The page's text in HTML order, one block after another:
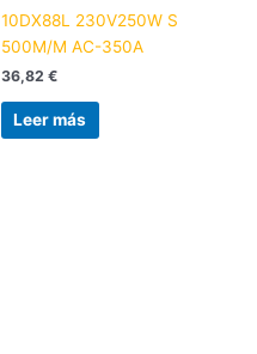
10DX88L 230V250W S
500M/M AC-350A
36,82 €
Leer más